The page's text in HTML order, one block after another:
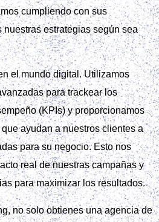
cumpliendo con sus
nuestras estrategias según sea
el mundo digital. Utilizamos
para trackear los
(KPIs) y proporcionamos
ayudan a nuestros clientes a
para su negocio. Esto nos
real de nuestras campañas y
para maximizar los resultados.
no solo obtienes una agencia de